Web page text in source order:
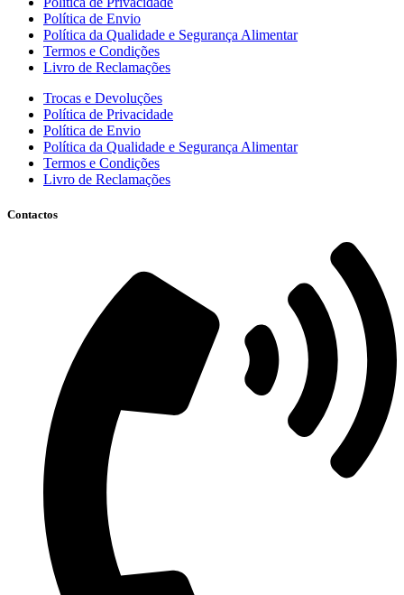
Política de Envio
Política da Qualidade e Segurança Alimentar
Termos e Condições
Livro de Reclamações
Trocas e Devoluções
Política de Privacidade
Política de Envio
Política da Qualidade e Segurança Alimentar
Termos e Condições
Livro de Reclamações
Contactos